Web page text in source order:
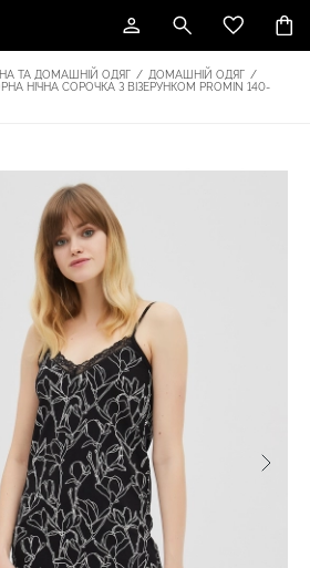
ТА ДОМАШНІЙ ОДЯГ / ДОМАШНІЙ ОДЯГ /
НІЧНА СОРОЧКА З ВІЗЕРУНКОМ PROMIN 140-